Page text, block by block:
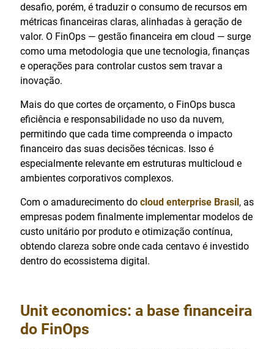
desafio, porém, é traduzir o consumo de recursos em
métricas financeiras claras, alinhadas à geração de
valor. O FinOps — gestão financeira em cloud — surge
como uma metodologia que une tecnologia, finanças
e operações para controlar custos sem travar a
inovação.
Mais do que cortes de orçamento, o FinOps busca
eficiência e responsabilidade no uso da nuvem,
permitindo que cada time compreenda o impacto
financeiro das suas decisões técnicas. Isso é
especialmente relevante em estruturas multicloud e
ambientes corporativos complexos.
Com o amadurecimento do cloud enterprise Brasil, as
empresas podem finalmente implementar modelos de
custo unitário por produto e otimização contínua,
obtendo clareza sobre onde cada centavo é investido
dentro do ecossistema digital.
Unit economics: a base financeira
do FinOps